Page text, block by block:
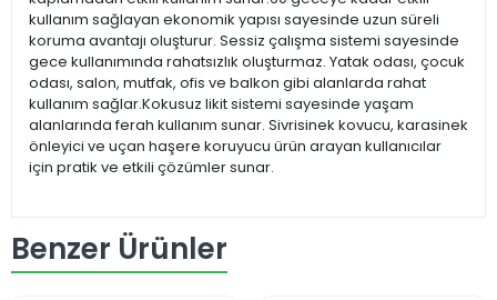
kullanım sağlayan ekonomik yapısı sayesinde uzun süreli
koruma avantajı oluşturur. Sessiz çalışma sistemi sayesinde
gece kullanımında rahatsızlık oluşturmaz. Yatak odası, çocuk
odası, salon, mutfak, ofis ve balkon gibi alanlarda rahat
kullanım sağlar.Kokusuz likit sistemi sayesinde yaşam
alanlarında ferah kullanım sunar. Sivrisinek kovucu, karasinek
önleyici ve uçan haşere koruyucu ürün arayan kullanıcılar
için pratik ve etkili çözümler sunar.
Benzer Ürünler